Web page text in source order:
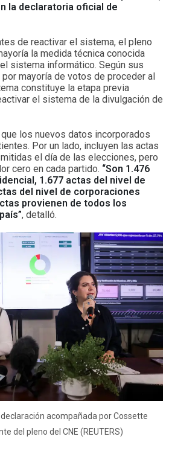
la declaratoria oficial de
de reactivar el sistema, el pleno
la medida técnica conocida
sistema informático. Según sus
por mayoría de votos de proceder al
constituye la etapa previa
el sistema de la divulgación de
los nuevos datos incorporados
Por un lado, incluyen las actas
el día de las elecciones, pero
cero en cada partido. “Son 1.476
1.677 actas del nivel de
del nivel de corporaciones
provienen de todos los
, detalló.
acompañada por Cossette
del pleno del CNE (REUTERS)